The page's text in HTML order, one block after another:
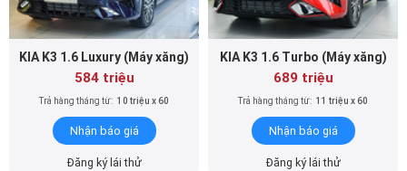
KIA K3 1.6 Luxury (Máy xăng)
584 triệu
Trả hàng tháng từ: 10 triệu x 60
Nhận báo giá
Đăng ký lái thử
KIA K3 1.6 Turbo (Máy xăng)
689 triệu
Trả hàng tháng từ: 11 triệu x 60
Nhận báo giá
Đăng ký lái thử